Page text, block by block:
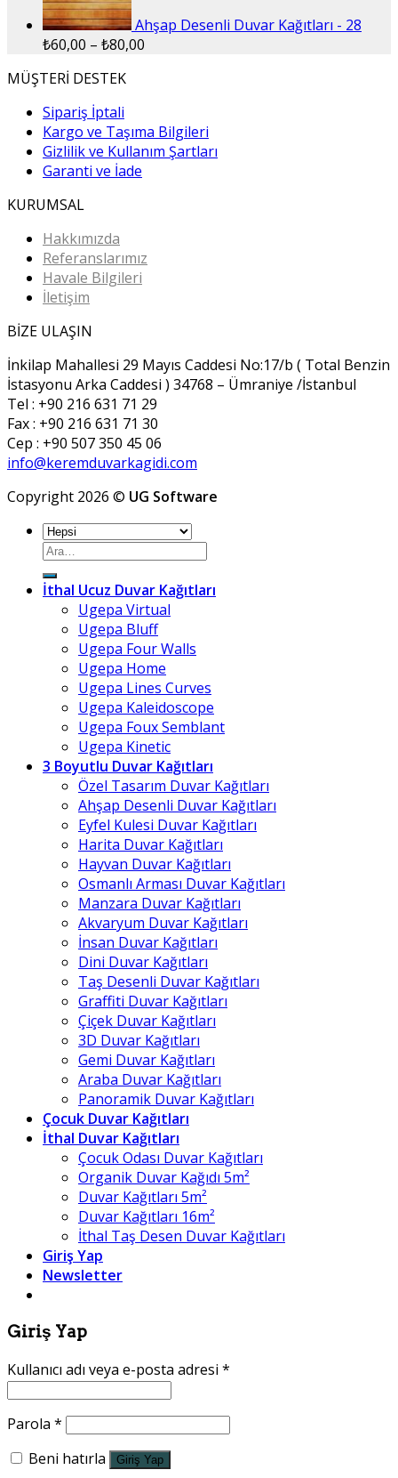
Ahşap Desenli Duvar Kağıtları - 28
₺60,00 – ₺80,00
MÜŞTERİ DESTEK
Sipariş İptali
Kargo ve Taşıma Bilgileri
Gizlilik ve Kullanım Şartları
Garanti ve İade
KURUMSAL
Hakkımızda
Referanslarımız
Havale Bilgileri
İletişim
BİZE ULAŞIN
İnkilap Mahallesi 29 Mayıs Caddesi No:17/b ( Total Benzin
İstasyonu Arka Caddesi ) 34768 – Ümraniye /İstanbul
Tel : +90 216 631 71 29
Fax : +90 216 631 71 30
Cep : +90 507 350 45 06
info@keremduvarkagidi.com
Copyright 2026 © UG Software
Ara:
İthal Ucuz Duvar Kağıtları
Ugepa Virtual
Ugepa Bluff
Ugepa Four Walls
Ugepa Home
Ugepa Lines Curves
Ugepa Kaleidoscope
Ugepa Foux Semblant
Ugepa Kinetic
3 Boyutlu Duvar Kağıtları
Özel Tasarım Duvar Kağıtları
Ahşap Desenli Duvar Kağıtları
Eyfel Kulesi Duvar Kağıtları
Harita Duvar Kağıtları
Hayvan Duvar Kağıtları
Osmanlı Arması Duvar Kağıtları
Manzara Duvar Kağıtları
Akvaryum Duvar Kağıtları
İnsan Duvar Kağıtları
Dini Duvar Kağıtları
Taş Desenli Duvar Kağıtları
Graffiti Duvar Kağıtları
Çiçek Duvar Kağıtları
3D Duvar Kağıtları
Gemi Duvar Kağıtları
Araba Duvar Kağıtları
Panoramik Duvar Kağıtları
Çocuk Duvar Kağıtları
İthal Duvar Kağıtları
Çocuk Odası Duvar Kağıtları
Organik Duvar Kağıdı 5m²
Duvar Kağıtları 5m²
Duvar Kağıtları 16m²
İthal Taş Desen Duvar Kağıtları
Giriş Yap
Newsletter
Giriş Yap
Kullanıcı adı veya e-posta adresi *
Parola *
Beni hatırla
Giriş Yap